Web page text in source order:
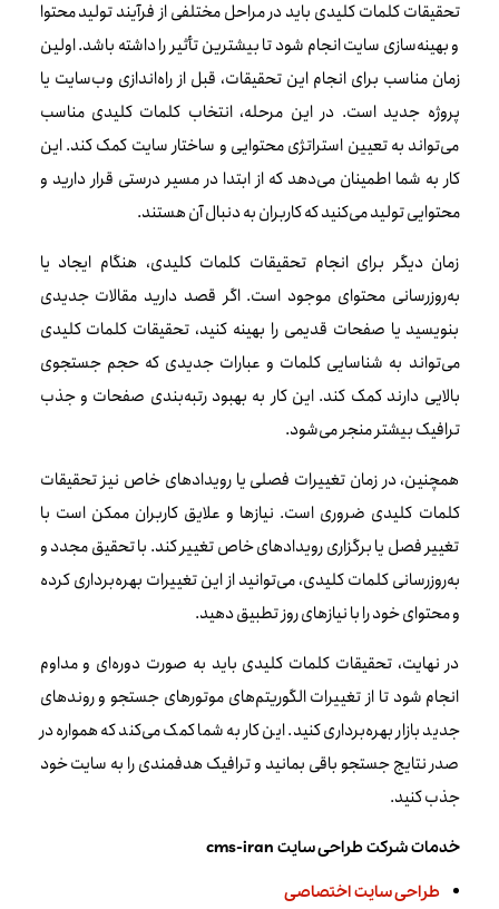
تحقیقات کلمات کلیدی باید در مراحل مختلفی از فرآیند تولید محتوا
و بهینه‌سازی سایت انجام شود تا بیشترین تأثیر را داشته باشد. اولین
زمان مناسب برای انجام این تحقیقات، قبل از راه‌اندازی وب‌سایت یا
پروژه جدید است. در این مرحله، انتخاب کلمات کلیدی مناسب
می‌تواند به تعیین استراتژی محتوایی و ساختار سایت کمک کند. این
کار به شما اطمینان می‌دهد که از ابتدا در مسیر درستی قرار دارید و
محتوایی تولید می‌کنید که کاربران به دنبال آن هستند.
زمان دیگر برای انجام تحقیقات کلمات کلیدی، هنگام ایجاد یا
به‌روزرسانی محتوای موجود است. اگر قصد دارید مقالات جدیدی
بنویسید یا صفحات قدیمی را بهینه کنید، تحقیقات کلمات کلیدی
می‌تواند به شناسایی کلمات و عبارات جدیدی که حجم جستجوی
بالایی دارند کمک کند. این کار به بهبود رتبه‌بندی صفحات و جذب
ترافیک بیشتر منجر می‌شود.
همچنین، در زمان تغییرات فصلی یا رویدادهای خاص نیز تحقیقات
کلمات کلیدی ضروری است. نیازها و علایق کاربران ممکن است با
تغییر فصل یا برگزاری رویدادهای خاص تغییر کند. با تحقیق مجدد و
به‌روزرسانی کلمات کلیدی، می‌توانید از این تغییرات بهره‌برداری کرده
و محتوای خود را با نیازهای روز تطبیق دهید.
در نهایت، تحقیقات کلمات کلیدی باید به صورت دوره‌ای و مداوم
انجام شود تا از تغییرات الگوریتم‌های موتورهای جستجو و روندهای
جدید بازار بهره‌برداری کنید. این کار به شما کمک می‌کند که همواره در
صدر نتایج جستجو باقی بمانید و ترافیک هدفمندی را به سایت خود
جذب کنید.
خدمات شرکت طراحی سایت cms-iran
طراحی سایت اختصاصی